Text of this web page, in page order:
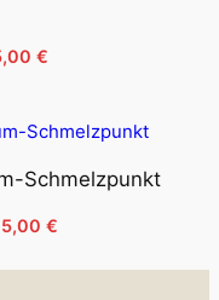
€
through
2.585,00 €
Schmelzpunkt
€Price